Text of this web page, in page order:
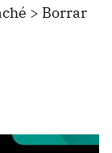
> Borrar